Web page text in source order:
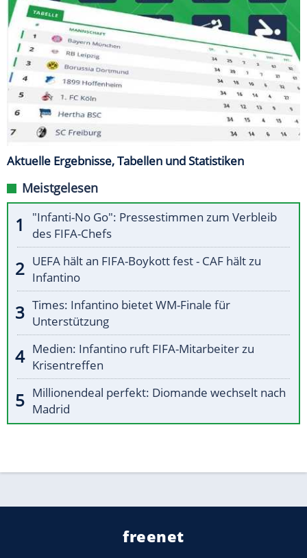
Aktuelle Ergebnisse, Tabellen und Statistiken
Meistgelesen
"Infanti-No Go": Pressestimmen zum Verbleib
des FIFA-Chefs
UEFA hält an FIFA-Boykott fest - CAF hält zu
Infantino
Times: Infantino bietet WM-Finale für
Unterstützung
Medien: Infantino ruft FIFA-Mitarbeiter zu
Krisentreffen
Millionendeal perfekt: Diomande wechselt nach
Madrid
freenet